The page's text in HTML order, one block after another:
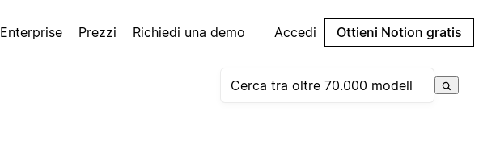
Enterprise Prezzi Richiedi una demo Accedi Ottieni Notion gratis